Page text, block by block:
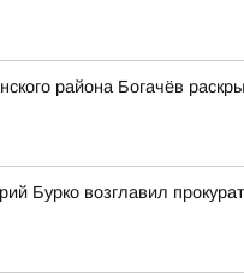
района Богачёв
Бурко возглавил